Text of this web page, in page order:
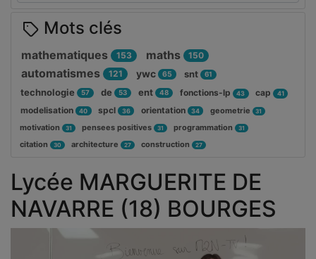
Lycée MARGUERITE DE
NAVARRE (18) BOURGES
Mots clés
mathematiques 153 maths 150
automatismes 121 ywc 65 snt 61
technologie 57 de 53 ent 48 fonctions-lp 43 cap 41
modelisation 40 spcl 36 orientation 34 geometrie 31
motivation 31 pensees positives 31 programmation 31
citation 30 architecture 27 construction 27